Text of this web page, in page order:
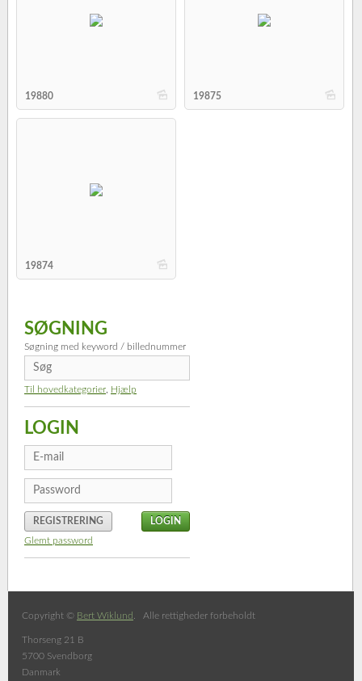
b
19880 b
19875
b
19874
SØGNING
Søgning med keyword / billednummer
Til hovedkategorier Hjælp
LOGIN
REGISTRERING
Glemt password
Copyright © Bert Wiklund . Alle rettigheder forbeholdt
Thorseng 21 B
5700 Svendborg
Danmark